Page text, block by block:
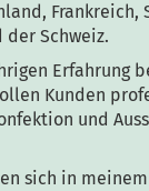
Frankreich,
Schweiz.
Erfahrung
Kunden
und
sich in